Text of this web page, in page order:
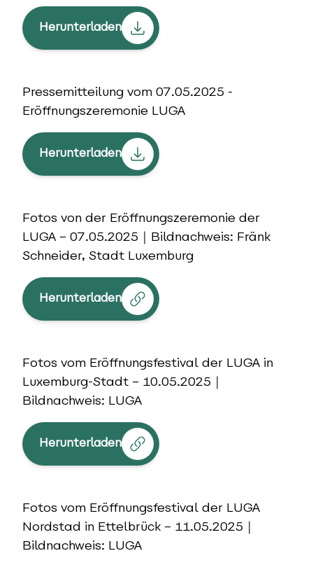
Herunterladen
Pressemitteilung vom 07.05.2025 -
Eröffnungszeremonie LUGA
Herunterladen
Fotos von der Eröffnungszeremonie der
LUGA – 07.05.2025｜Bildnachweis: Fränk
Schneider, Stadt Luxemburg
Herunterladen
Fotos vom Eröffnungsfestival der LUGA in
Luxemburg-Stadt – 10.05.2025｜
Bildnachweis: LUGA
Herunterladen
Fotos vom Eröffnungsfestival der LUGA
Nordstad in Ettelbrück – 11.05.2025｜
Bildnachweis: LUGA